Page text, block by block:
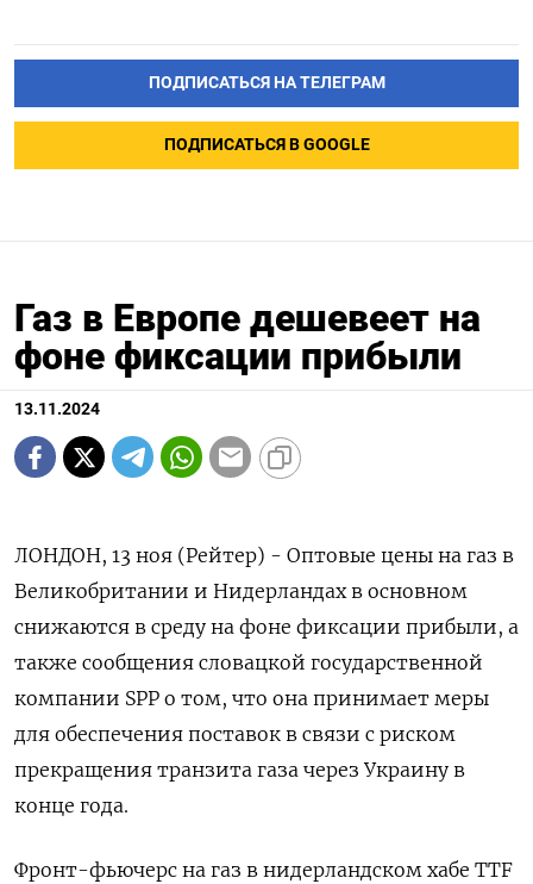
ПОДПИСАТЬСЯ НА ТЕЛЕГРАМ
ПОДПИСАТЬСЯ В GOOGLE
Газ в Европе дешевеет на
фоне фиксации прибыли
13.11.2024
ЛОНДОН, 13 ноя (Рейтер) - Оптовые цены на газ в
Великобритании и Нидерландах в основном
снижаются в среду на фоне фиксации прибыли, а
также сообщения словацкой государственной
компании SPP о том, что она принимает меры
для обеспечения поставок в связи с риском
прекращения транзита газа через Украину в
конце года.
Фронт-фьючерс на газ в нидерландском хабе TTF